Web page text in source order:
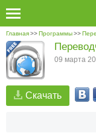
Главная>>Программы>>
Скачать
09 марта